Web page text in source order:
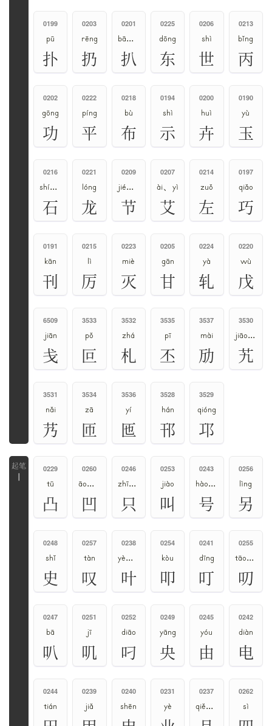
0199
pū
扑
0203
rēng
扔
0201
bā、pá
扒
0225
dōng
东
0206
shì
世
0213
bǐng
丙
0202
gōng
功
0222
píng
平
0218
bù
布
0194
shì
示
0200
huì
卉
0190
yù
玉
0216
shí、dàn
石
0221
lóng
龙
0209
jié、jiē
节
0207
ài、yì
艾
0214
zuǒ
左
0197
qiǎo
巧
0191
kān
刊
0215
lì
厉
0223
miè
灭
0205
gān
甘
0224
yà
轧
0220
wù
戊
6509
jiān
戋
3533
pǒ
叵
3532
zhá
札
3535
pī
丕
3537
mài
劢
3530
jiāo、qiú
艽
3531
nǎi
艿
3534
zā
匝
3536
yí
匜
3528
hán
邗
3529
qióng
邛
0229
tū
凸
0260
āo、wā
凹
0246
zhī、zhǐ
只
0253
jiào
叫
0243
hào、háo
号
0256
lìng
另
0248
shǐ
史
0257
tàn
叹
0238
yè、xié
叶
0254
kòu
叩
0241
dīng
叮
0255
tāo、dāo
叨
0247
bā
叭
0251
jī
叽
0252
diāo
叼
0249
yāng
央
0245
yóu
由
0242
diàn
电
0244
tián
0239
jiǎ
0240
shēn
0231
yè
0237
qiě、jū
0262
sì